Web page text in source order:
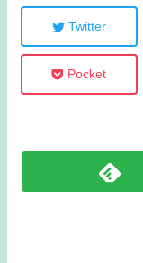
Twitter
Pocket